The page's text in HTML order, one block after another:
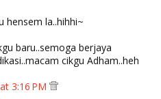
hensem la..hihhi~
baru..semoga berjaya
cikgu Adham..heh
3:16 PM